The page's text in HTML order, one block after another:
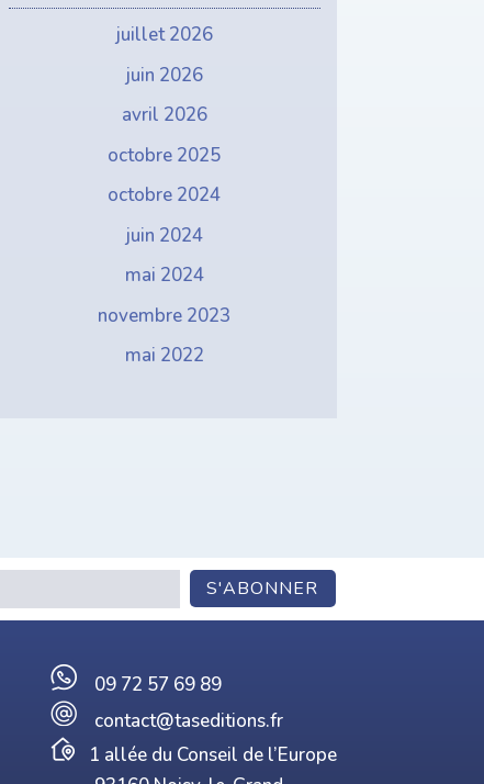
juillet 2026
juin 2026
avril 2026
octobre 2025
octobre 2024
juin 2024
mai 2024
novembre 2023
mai 2022
09 72 57 69 89
contact@taseditions.fr
1 allée du Conseil de l’Europe